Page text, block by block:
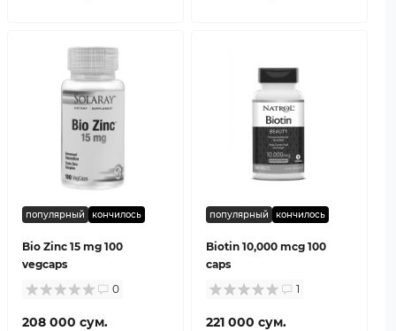
популярный кончилось
Bio Zinc 15 mg 100
vegcaps
0
208 000 сум.
популярный кончилось
Biotin 10,000 mcg 100
caps
1
221 000 сум.